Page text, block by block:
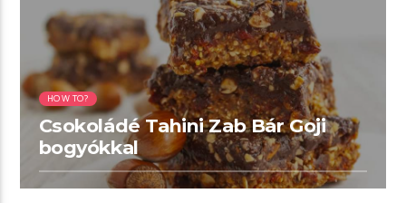
00:10 READ TIME
HOW TO?
Csokoládé Tahini Zab Bár Goji
bogyókkal